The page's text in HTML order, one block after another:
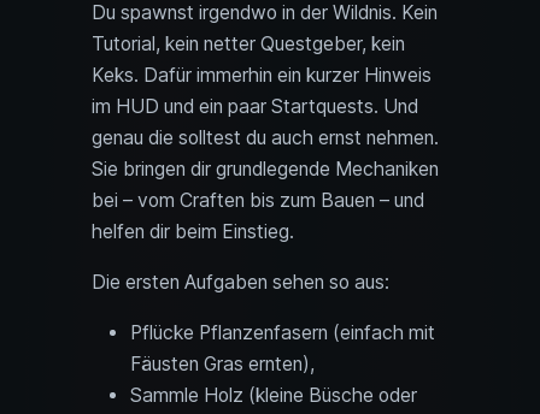
Du spawnst irgendwo in der Wildnis. Kein
Tutorial, kein netter Questgeber, kein
Keks. Dafür immerhin ein kurzer Hinweis
im HUD und ein paar Startquests. Und
genau die solltest du auch ernst nehmen.
Sie bringen dir grundlegende Mechaniken
bei – vom Craften bis zum Bauen – und
helfen dir beim Einstieg.
Die ersten Aufgaben sehen so aus:
Pflücke Pflanzenfasern (einfach mit
Fäusten Gras ernten),
Sammle Holz (kleine Büsche oder